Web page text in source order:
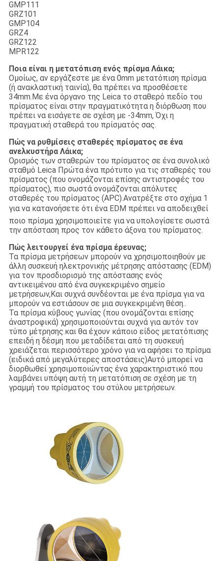
GMP111
GRZ101
GMP104
GRZ4
GRZ122
MPR122
Ποια είναι η μετατόπιση ενός πρίσμα Λάικα;
Ομοίως, αν εργάζεστε με ένα 0mm μετατόπιση πρίσμα
(ή ανακλαστική ταινία), θα πρέπει να προσθέσετε
34mm.Με ένα όργανο της Leica το σταθερό πεδίο του
πρίσματος είναι στην πραγματικότητα η διόρθωση που
πρέπει να εισάγετε σε σχέση με -34mm, Όχι η
πραγματική σταθερά του πρίσματός σας.
Πώς να ρυθμίσεις σταθερές πρίσματος σε ένα
ανελκυστήρα Λάικα;
Ορισμός των σταθερών του πρίσματος σε ένα συνολικό
σταθμό Leica Πρώτα ένα πρότυπο για τις σταθερές του
πρίσματος (που ονομάζονται επίσης αντιστροφές του
πρίσματος), πιο σωστά ονομάζονται απόλυτες
σταθερές του πρίσματος (APC).Ανατρέξτε στο σχήμα 1
για να κατανοήσετε ότι ένα EDM πρέπει να αποδειχθεί
ποιο πρίσμα χρησιμοποιείτε για να υπολογίσετε σωστά
την απόσταση προς τον κάθετο άξονα του πρίσματος.
Πώς λειτουργεί ένα πρίσμα έρευνας;
Τα πρίσμα μετρήσεων μπορούν να χρησιμοποιηθούν με
άλλη συσκευή ηλεκτρονικής μέτρησης απόστασης (EDM)
για τον προσδιορισμό της απόστασης ενός
αντικειμένου από ένα συγκεκριμένο σημείο
μετρήσεων,Και συχνά συνδέονται με ένα πρίσμα για να
μπορούν να εστιάσουν σε μια συγκεκριμένη θέση..
Τα πρίσμα κύβους γωνίας (που ονομάζονται επίσης
ἀναστροφικά) χρησιμοποιούνται συχνά για αυτόν τον
τύπο μέτρησης.και θα έχουν κάποιο είδος μετατόπισης
επειδή η δέσμη που μεταδίδεται από τη συσκευή
χρειάζεται περισσότερο χρόνο για να αφήσει το πρίσμα
(ειδικά από μεγαλύτερες αποστάσεις)Αυτό μπορεί να
διορθωθεί χρησιμοποιώντας ένα χαρακτηριστικό που
λαμβάνει υπόψη αυτή τη μετατόπιση σε σχέση με τη
γραμμή του πρίσματος του στύλου μετρήσεων.